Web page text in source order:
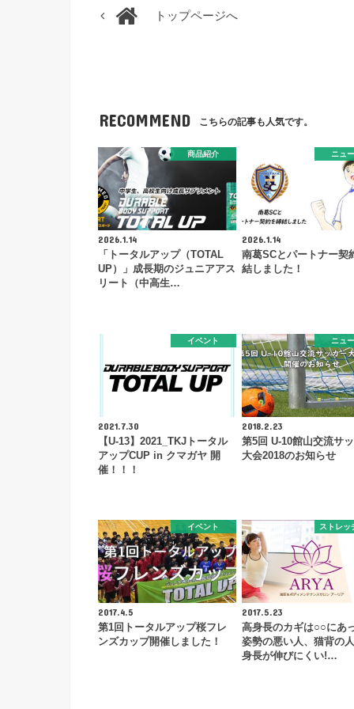
トップページへ
RECOMMEND こちらの記事も人気です。
商品紹介
2026.1.14
「トータルアップ（TOTAL
UP）」成長期のジュニアアス
リート（中高生…
ニュ
2026.1.14
南葛SCとパートナー契
結しました！
イベント
2021.7.30
【U-13】2021_TKJトータル
アップCUP in クマガヤ 開
催！！！
ニュ
2018.2.23
第5回 U-10館山交流サ
大会2018のお知らせ
イベント
2017.4.5
第1回トータルアップ桜フレ
ンズカップ開催しました！
ストレッ
2017.5.23
高身長のカギは○○にあ
姿勢の悪い人、猫背の人
身長が伸びにくい!…